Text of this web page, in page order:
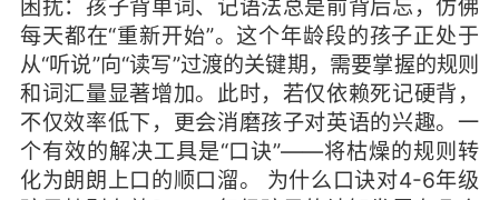
困扰：孩子背单词、记语法总是前背后忘，仿佛
每天都在“重新开始”。这个年龄段的孩子正处于
从“听说”向“读写”过渡的关键期，需要掌握的规则
和词汇量显著增加。此时，若仅依赖死记硬背，
不仅效率低下，更会消磨孩子对英语的兴趣。一
个有效的解决工具是“口诀”——将枯燥的规则转
化为朗朗上口的顺口溜。 为什么口诀对4-6年级